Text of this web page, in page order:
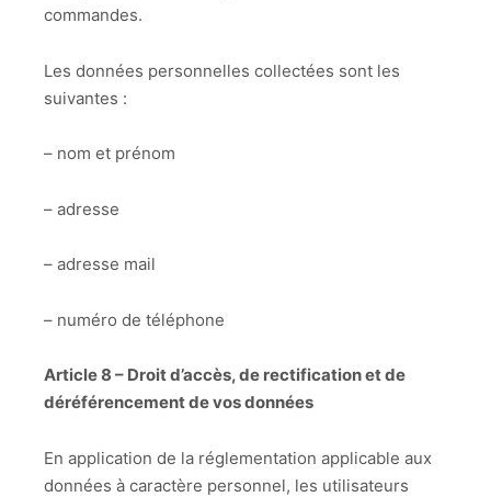
commandes.
Les données personnelles collectées sont les
suivantes :
– nom et prénom
– adresse
– adresse mail
– numéro de téléphone
Article 8 – Droit d’accès, de rectification et de
déréférencement de vos données
En application de la réglementation applicable aux
données à caractère personnel, les utilisateurs